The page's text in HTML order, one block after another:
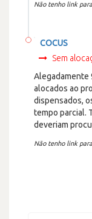
Não tenho link
COCUS
Sem
Alegadamente
alocados ao
dispensados,
tempo parcial.
deveriam
Não tenho link